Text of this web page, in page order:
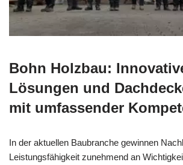
Bohn Holzbau:
Lösungen und
mit umfassender
In der aktuellen Baubranche gewinnen
Leistungsfähigkeit zunehmend an